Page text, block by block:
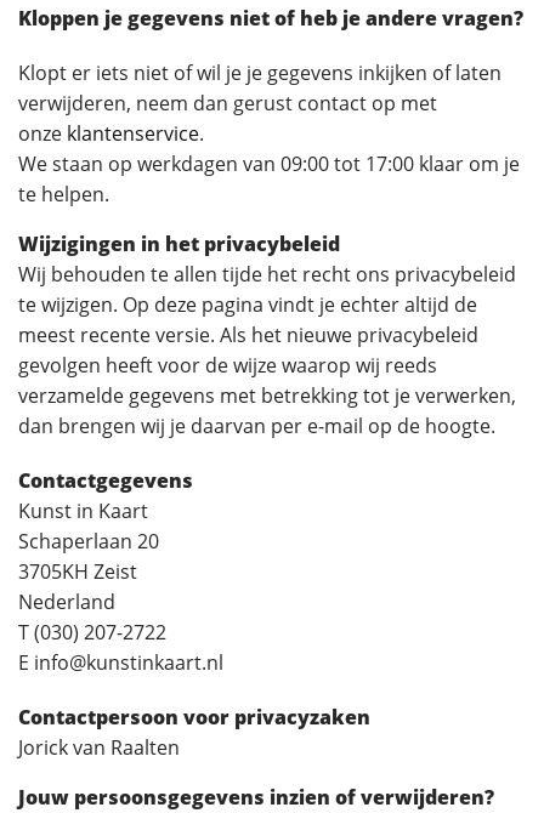
Kloppen je gegevens niet of heb je andere vragen?
Klopt er iets niet of wil je je gegevens inkijken of laten
verwijderen, neem dan gerust contact op met
onze klantenservice.
We staan op werkdagen van 09:00 tot 17:00 klaar om je
te helpen.
Wijzigingen in het privacybeleid
Wij behouden te allen tijde het recht ons privacybeleid
te wijzigen. Op deze pagina vindt je echter altijd de
meest recente versie. Als het nieuwe privacybeleid
gevolgen heeft voor de wijze waarop wij reeds
verzamelde gegevens met betrekking tot je verwerken,
dan brengen wij je daarvan per e-mail op de hoogte.
Contactgegevens
Kunst in Kaart
Schaperlaan 20
3705KH Zeist
Nederland
T (030) 207-2722
E info@kunstinkaart.nl
Contactpersoon voor privacyzaken
Jorick van Raalten
Jouw persoonsgegevens inzien of verwijderen?